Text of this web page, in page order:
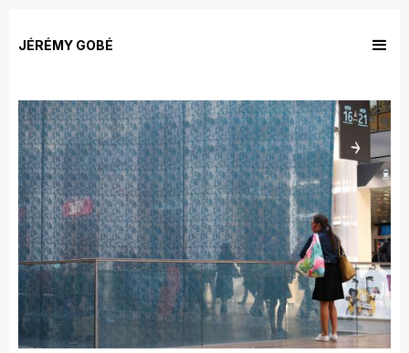
JÉRÉMY GOBÉ